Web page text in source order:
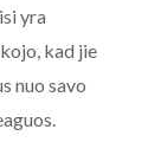
yra
kad jie
nuo savo